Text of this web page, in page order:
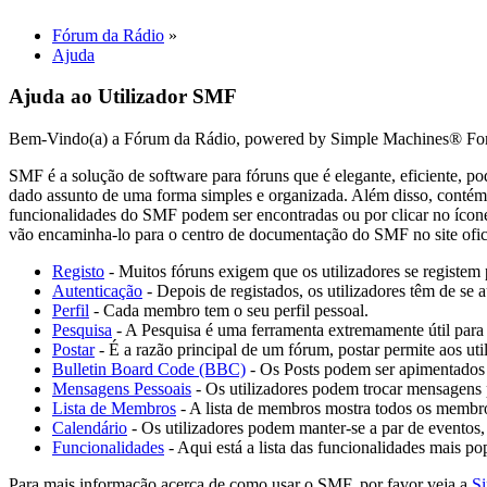
Fórum da Rádio »
Ajuda
Ajuda ao Utilizador SMF
Bem-Vindo(a) a Fórum da Rádio, powered by Simple Machines®
SMF é a solução de software para fóruns que é elegante, eficiente,
dado assunto de uma forma simples e organizada. Além disso,
funcionalidades do SMF podem ser encontradas ou por clicar no
vão encaminha-lo para o centro de documentação do SMF no site
Registo - Muitos fóruns exigem que os utilizadores se registem
Autenticação - Depois de registados, os utilizadores têm de se
Perfil - Cada membro tem o seu perfil pessoal.
Pesquisa - A Pesquisa é uma ferramenta extremamente útil
Postar- É a razão principal de um fórum, postar permite aos
Bulletin Board Code (BBC) - Os Posts podem ser
Mensagens Pessoais - Os utilizadores podem trocar
Lista de Membros - A lista de membros mostra todos os
Calendário - Os utilizadores podem manter-se a par de
Funcionalidades - Aqui está a lista das funcionalidades mais